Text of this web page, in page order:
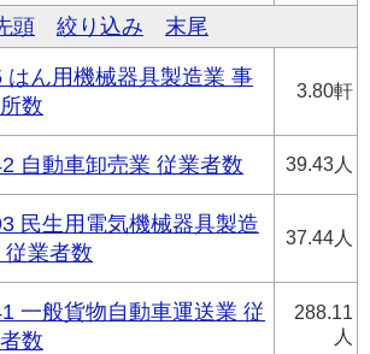
頭 絞り込み 末尾
はん用機械器具製造業 事
数
3.80軒
自動車卸売業 従業者数 39.43人
民生用電気機械器具製造
従業者数
37.44人
一般貨物自動車運送業 従
数
288.11
人